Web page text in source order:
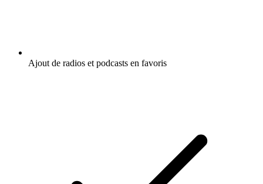
Ajout de radios et podcasts en favoris